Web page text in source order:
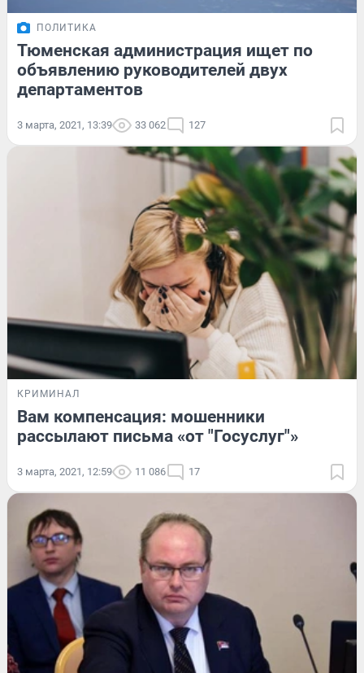
ПОЛИТИКА
Тюменская администрация ищет по
объявлению руководителей двух
департаментов
3 марта, 2021, 13:39 33 062 127
КРИМИНАЛ
Вам компенсация: мошенники
рассылают письма «от "Госуслуг"»
3 марта, 2021, 12:59 11 086 17